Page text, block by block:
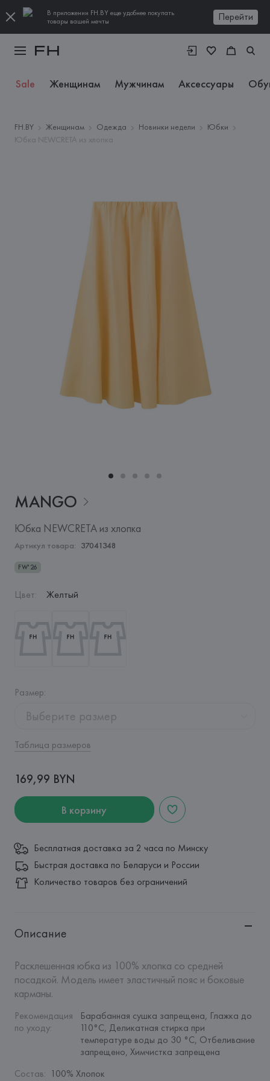
В приложении FH.BY еще удобнее покупать
товары вашей мечты
Перейти
Sale Женщинам Мужчинам Аксессуары
FH.BY Женщинам Одежда Новинки недели
Юбки
Юбка NEWCRETA из хлопка
MANGO
Юбка NEWCRETA из хлопка
Артикул товара: 37041348
FW'26
Цвет: Желтый
Размер:
Выберите размер
Таблица размеров
169,99 BYN
В корзину
Бесплатная доставка за 2 часа по Минску
Быстрая доставка по Беларуси и России
Количество товаров без ограничений
Описание
Расклешенная юбка из 100% хлопка со средней
посадкой. Модель имеет эластичный пояс и боковые
карманы.
Рекомендация
по уходу:
Барабанная сушка запрещена, Глажка до
110°C, Деликатная стирка при
температуре воды до 30 °C, Отбеливание
запрещено, Химчистка запрещена
Состав: 100% Хлопок